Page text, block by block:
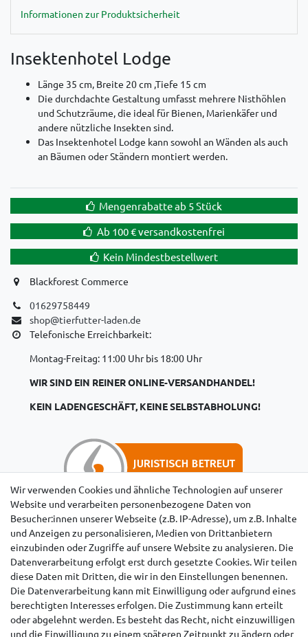
Informationen zur Produktsicherheit
Insektenhotel Lodge
Länge 35 cm, Breite 20 cm ,Tiefe 15 cm
Die durchdachte Gestaltung umfasst mehrere Nisthöhlen
und Schutzräume, die ideal für Bienen, Marienkäfer und
andere nützliche Insekten sind.
Das Insektenhotel Lodge kann sowohl an Wänden als auch
an Bäumen oder Ständern montiert werden.
Mengenrabatte ab 5 Stück
Ab 100 € versandkostenfrei
Kein Mindestbestellwert
Blackforest Commerce
01629758449
shop@tierfutter-laden.de
Telefonische Erreichbarkeit:
Montag-Freitag: 11:00 Uhr bis 18:00 Uhr
WIR SIND EIN REINER ONLINE-VERSANDHANDEL!
KEIN LADENGESCHÄFT, KEINE SELBSTABHOLUNG!
Hinweise für Käufer aus der Schweiz
Wir verwenden Cookies und ähnliche Technologien auf unserer
Website und verarbeiten personenbezogene Daten von
Besucher:innen unserer Webseite (z.B. IP-Adresse), um z.B. Inhalte
und Anzeigen zu personalisieren, Medien von Drittanbietern
einzubinden oder Zugriffe auf unsere Website zu analysieren. Die
Datenverarbeitung erfolgt erst durch gesetzte Cookies. Wir teilen
diese Daten mit Dritten, die wir in den Einstellungen benennen.
Die Datenverarbeitung kann mit Einwilligung oder aufgrund eines
berechtigten Interesses erfolgen. Die Zustimmung kann erteilt
oder abgelehnt werden. Es besteht das Recht, nicht einzuwilligen
und die Einwilligung zu einem späteren Zeitpunkt zu ändern oder